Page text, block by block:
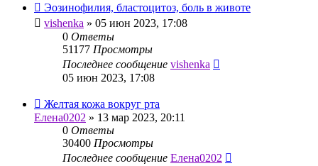
Эозинофилия, бластоцитоз, боль в животе
vishenka » 05 июн 2023, 17:08
0 Ответы
51177 Просмотры
Последнее сообщение vishenka
05 июн 2023, 17:08
Желтая кожа вокруг рта
Елена0202 » 13 мар 2023, 20:11
0 Ответы
30400 Просмотры
Последнее сообщение Елена0202